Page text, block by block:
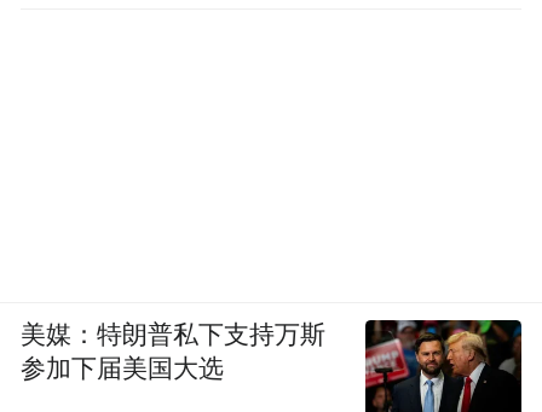
美媒：特朗普私下支持万斯
参加下届美国大选